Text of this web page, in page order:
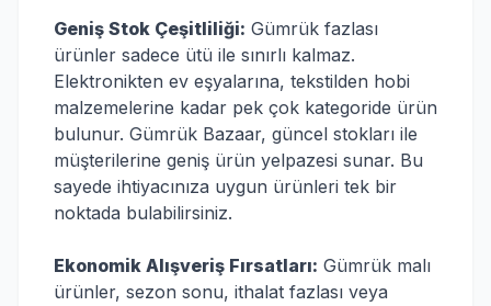
Geniş Stok Çeşitliliği: Gümrük fazlası
ürünler sadece ütü ile sınırlı kalmaz.
Elektronikten ev eşyalarına, tekstilden hobi
malzemelerine kadar pek çok kategoride ürün
bulunur. Gümrük Bazaar, güncel stokları ile
müşterilerine geniş ürün yelpazesi sunar. Bu
sayede ihtiyacınıza uygun ürünleri tek bir
noktada bulabilirsiniz.
Ekonomik Alışveriş Fırsatları: Gümrük malı
ürünler, sezon sonu, ithalat fazlası veya